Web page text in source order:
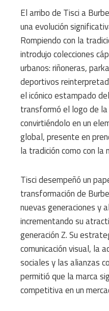
El arribo de Tisci a
una evolución
Rompiendo con la
introdujo colecciones
urbanos: riñoneras,
deportivos
el icónico estampado
transformó el logo de
convirtiéndolo en un
global, presente en
la tradición como con la
Tisci desempeñó un
transformación de
nuevas generaciones y
incrementando su
generación Z. Su
comunicación visual, la
sociales y las alianzas
permitió que la marca
competitiva en un